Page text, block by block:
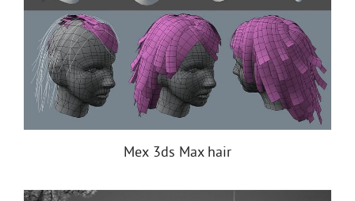
Мех 3ds Max hair